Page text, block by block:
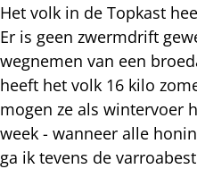
Het volk in de Topkast
Er is geen zwermdrift
wegnemen van een
heeft het volk 16 kilo
mogen ze als wintervoer
week - wanneer alle
ga ik tevens de